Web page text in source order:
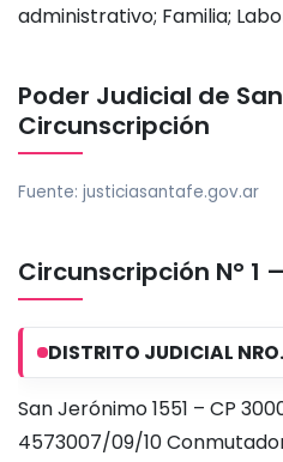
administrativo; Familia;
Poder Judicial de
Circunscripción
Fuente: justiciasantafe.gov.ar
Circunscripción N° 1
DISTRITO JUDICIAL
San Jerónimo 1551 – CP
4573007/09/10